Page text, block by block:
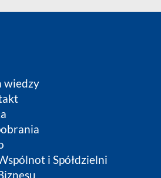
wiedzy
i Spółdzielni